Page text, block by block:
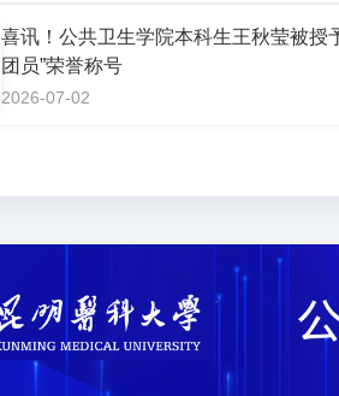
喜讯！公共卫生学院本科生王秋莹被授
团员”荣誉称号
2026-07-02